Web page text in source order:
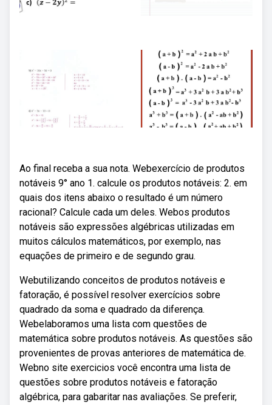
Ao final receba a sua nota. Webexercício de produtos
notáveis 9° ano 1. calcule os produtos notáveis: 2. em
quais dos itens abaixo o resultado é um número
racional? Calcule cada um deles. Webos produtos
notáveis são expressões algébricas utilizadas em
muitos cálculos matemáticos, por exemplo, nas
equações de primeiro e de segundo grau.
Webutilizando conceitos de produtos notáveis e
fatoração, é possível resolver exercícios sobre
quadrado da soma e quadrado da diferença.
Webelaboramos uma lista com questões de
matemática sobre produtos notáveis. As questões são
provenientes de provas anteriores de matemática de.
Webno site exercicios você encontra uma lista de
questões sobre produtos notáveis e fatoração
algébrica, para gabaritar nas avaliações. Se preferir,